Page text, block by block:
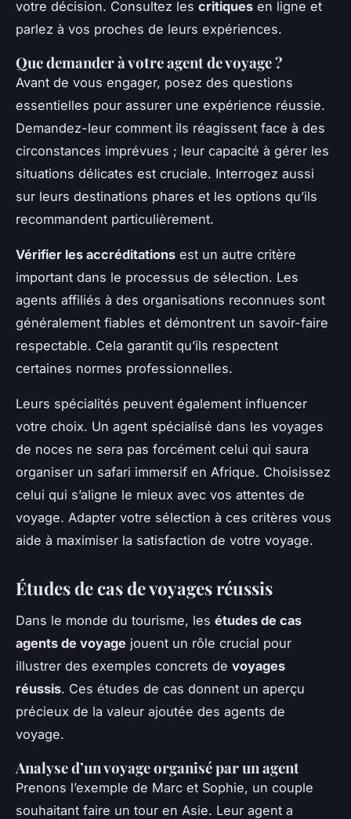
votre décision. Consultez les critiques en ligne et
parlez à vos proches de leurs expériences.
Que demander à votre agent de voyage ?
Avant de vous engager, posez des questions
essentielles pour assurer une expérience réussie.
Demandez-leur comment ils réagissent face à des
circonstances imprévues ; leur capacité à gérer les
situations délicates est cruciale. Interrogez aussi
sur leurs destinations phares et les options qu’ils
recommandent particulièrement.
Vérifier les accréditations est un autre critère
important dans le processus de sélection. Les
agents affiliés à des organisations reconnues sont
généralement fiables et démontrent un savoir-faire
respectable. Cela garantit qu’ils respectent
certaines normes professionnelles.
Leurs spécialités peuvent également influencer
votre choix. Un agent spécialisé dans les voyages
de noces ne sera pas forcément celui qui saura
organiser un safari immersif en Afrique. Choisissez
celui qui s’aligne le mieux avec vos attentes de
voyage. Adapter votre sélection à ces critères vous
aide à maximiser la satisfaction de votre voyage.
Études de cas de voyages réussis
Dans le monde du tourisme, les études de cas
agents de voyage jouent un rôle crucial pour
illustrer des exemples concrets de voyages
réussis. Ces études de cas donnent un aperçu
précieux de la valeur ajoutée des agents de
voyage.
Analyse d’un voyage organisé par un agent
Prenons l’exemple de Marc et Sophie, un couple
souhaitant faire un tour en Asie. Leur agent a